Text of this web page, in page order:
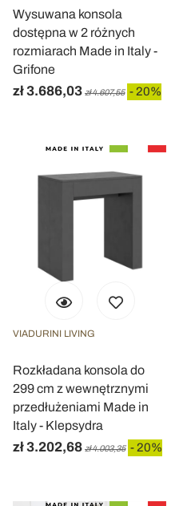
Wysuwana konsola
dostępna w 2 różnych
rozmiarach Made in Italy -
Grifone
zł 3.686,03 zł 4.607,55 - 20%
VIADURINI LIVING
Rozkładana konsola do
299 cm z wewnętrznymi
przedłużeniami Made in
Italy - Klepsydra
zł 3.202,68 zł 4.003,35 - 20%